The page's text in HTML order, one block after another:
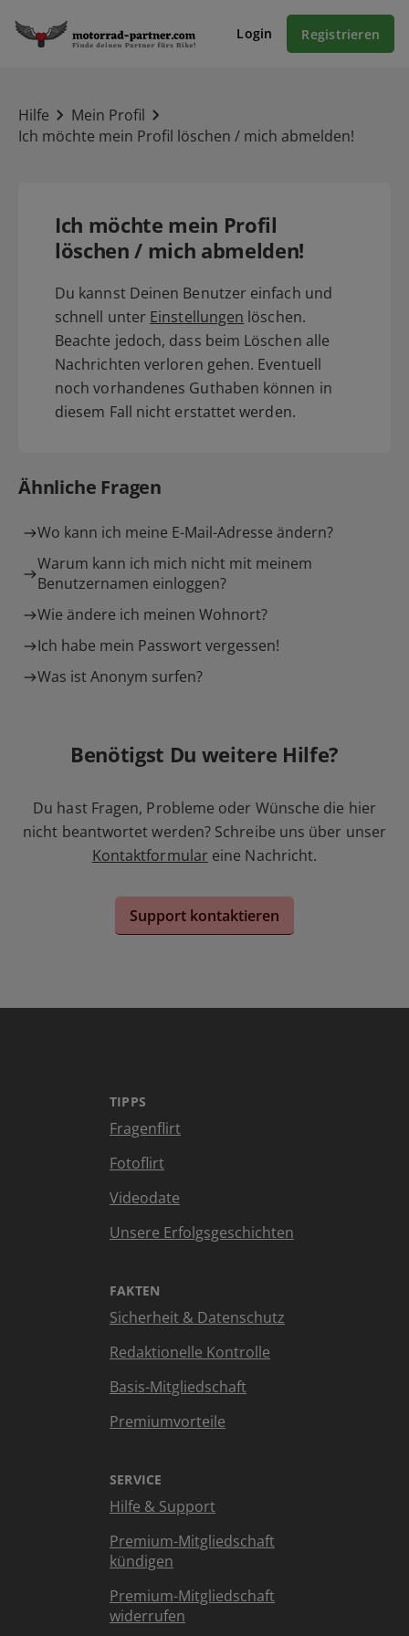
Login Registrieren
Hilfe
Mein Profil
Ich möchte mein Profil löschen / mich abmelden!
Ich möchte mein Profil
löschen / mich abmelden!
Du kannst Deinen Benutzer einfach und
schnell unter Einstellungen löschen.
Beachte jedoch, dass beim Löschen alle
Nachrichten verloren gehen. Eventuell
noch vorhandenes Guthaben können in
diesem Fall nicht erstattet werden.
Ähnliche Fragen
Wo kann ich meine E-Mail-Adresse ändern?
Warum kann ich mich nicht mit meinem
Benutzernamen einloggen?
Wie ändere ich meinen Wohnort?
Ich habe mein Passwort vergessen!
Was ist Anonym surfen?
Benötigst Du weitere Hilfe?
Du hast Fragen, Probleme oder Wünsche die hier
nicht beantwortet werden? Schreibe uns über unser
Kontaktformular eine Nachricht.
Support kontaktieren
TIPPS
Fragenflirt
Fotoflirt
Videodate
Unsere Erfolgsgeschichten
FAKTEN
Sicherheit & Datenschutz
Redaktionelle Kontrolle
Basis-Mitgliedschaft
Premiumvorteile
SERVICE
Hilfe & Support
Premium-Mitgliedschaft
kündigen
Premium-Mitgliedschaft
widerrufen